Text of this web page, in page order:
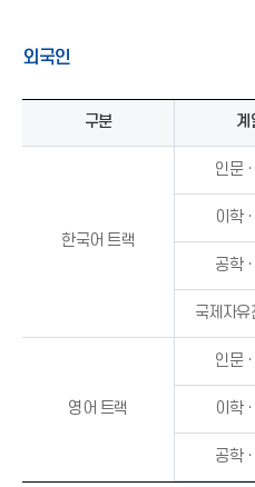
외국인
구분 계
한국어 트랙
인문
이학
공학
국제자유
영어 트랙
인문
이학
공학